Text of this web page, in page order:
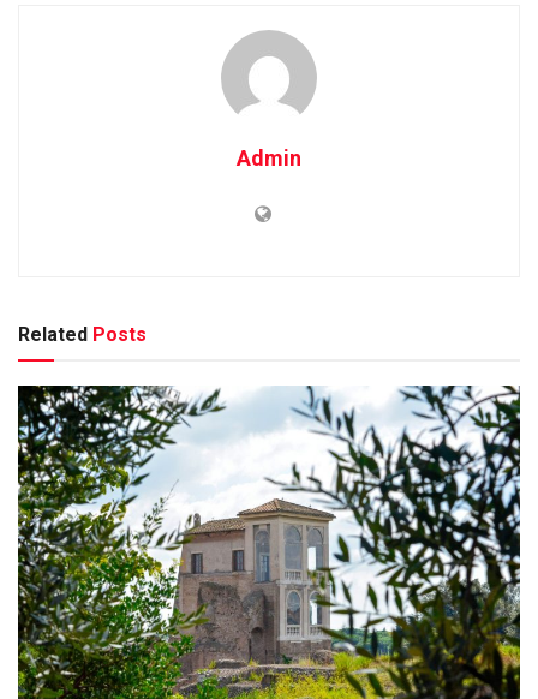
Admin
Related Posts